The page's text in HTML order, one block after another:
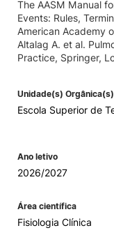
The AASM Manual
Events: Rules,
American Academy
Altalag A. et al.
Practice, Springer,
Unidade(s) Orgânica(s)
Escola Superior de
Ano letivo
2026/2027
Área científica
Fisiologia Clínica